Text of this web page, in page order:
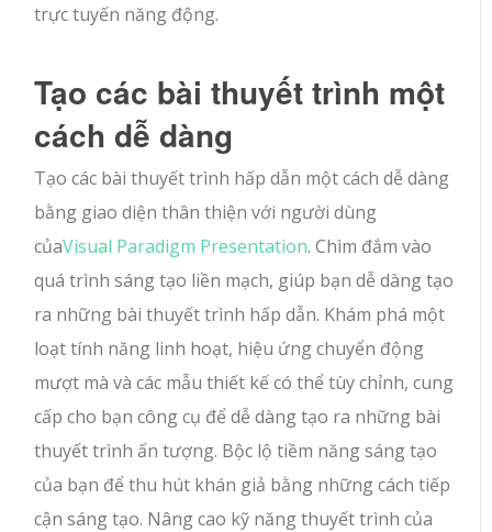
trực tuyến năng động.
Tạo các bài thuyết trình một
cách dễ dàng
Tạo các bài thuyết trình hấp dẫn một cách dễ dàng
bằng giao diện thân thiện với người dùng
củaVisual Paradigm Presentation. Chìm đắm vào
quá trình sáng tạo liền mạch, giúp bạn dễ dàng tạo
ra những bài thuyết trình hấp dẫn. Khám phá một
loạt tính năng linh hoạt, hiệu ứng chuyển động
mượt mà và các mẫu thiết kế có thể tùy chỉnh, cung
cấp cho bạn công cụ để dễ dàng tạo ra những bài
thuyết trình ấn tượng. Bộc lộ tiềm năng sáng tạo
của bạn để thu hút khán giả bằng những cách tiếp
cận sáng tạo. Nâng cao kỹ năng thuyết trình của